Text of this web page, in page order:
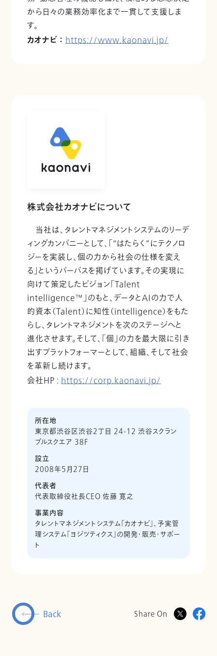
から日々の業務効率化まで一貫して支援しま
す。
カオナビ ： https://www.kaonavi.jp/
株式会社カオナビについて
当社は、タレントマネジメントシステムのリーデ
ィングカンパニーとして、「“はたらく”にテクノロ
ジーを実装し、個の力から社会の仕様を変え
る」というパーパスを掲げています。その実現に
向けて策定したビジョン「Talent
intelligence™」のもと、データとAIの力で人
的資本（Talent）に知性（intelligence）をもた
らし、タレントマネジメントを次のステージへと
進化させます。そして、「個」の力を最大限に引き
出すプラットフォーマーとして、組織、そして社会
を革新し続けます。
会社HP : https://corp.kaonavi.jp/
所在地
東京都渋谷区渋谷2丁目 24-12 渋谷スクラン
ブルスクエア 38F
設立
2008年5月27日
代表者
代表取締役社長CEO 佐藤 寛之
事業内容
タレントマネジメントシステム「カオナビ」、予実管
理システム「ヨジツティクス」の開発・販売・サポー
ト
Back Share On